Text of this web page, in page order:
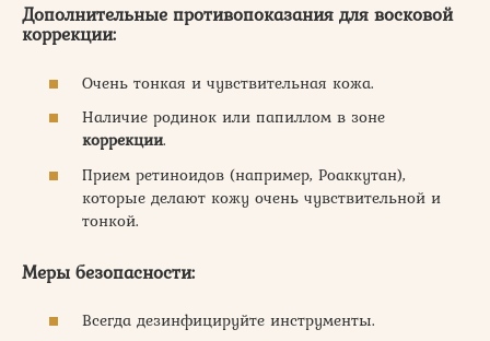
Дополнительные противопоказания для восковой
коррекции:
Очень тонкая и чувствительная кожа.
Наличие родинок или папиллом в зоне
коррекции.
Прием ретиноидов (например, Роаккутан),
которые делают кожу очень чувствительной и
тонкой.
Меры безопасности:
Всегда дезинфицируйте инструменты.